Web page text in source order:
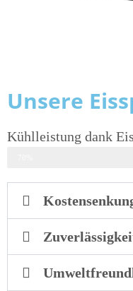
Unsere
Kühlleistung dank